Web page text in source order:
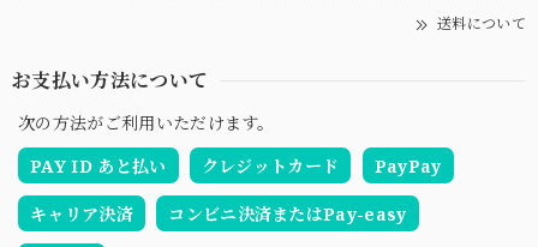
送料について
お支払い方法について
次の方法がご利用いただけます。
PAY ID あと払い
クレジットカード PayPay
キャリア決済 コンビニ決済またはPay-easy